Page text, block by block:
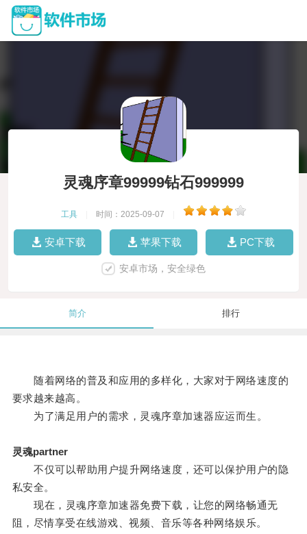
灵魂序章99999钻石999999
工具 时间：2025-09-07
安卓下载 苹果下载 PC下载
安卓市场，安全绿色
简介 排行
随着网络的普及和应用的多样化，大家对于网络速度的
要求越来越高。
为了满足用户的需求，灵魂序章加速器应运而生。
灵魂partner
不仅可以帮助用户提升网络速度，还可以保护用户的隐
私安全。
现在，灵魂序章加速器免费下载，让您的网络畅通无
阻，尽情享受在线游戏、视频、音乐等各种网络娱乐。